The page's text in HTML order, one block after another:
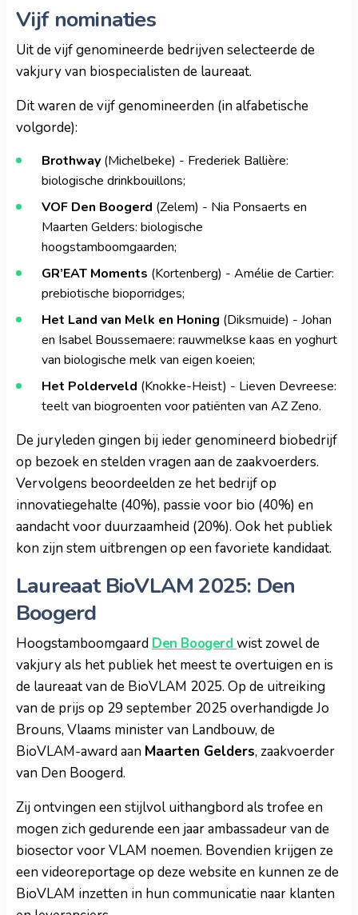
Vijf nominaties
Uit de vijf genomineerde bedrijven selecteerde de
vakjury van biospecialisten de laureaat.
Dit waren de vijf genomineerden (in alfabetische
volgorde):
Brothway (Michelbeke) - Frederiek Ballière:
biologische drinkbouillons;
VOF Den Boogerd (Zelem) - Nia Ponsaerts en
Maarten Gelders: biologische
hoogstamboomgaarden;
GR’EAT Moments (Kortenberg) - Amélie de Cartier:
prebiotische bioporridges;
Het Land van Melk en Honing (Diksmuide) - Johan
en Isabel Boussemaere: rauwmelkse kaas en yoghurt
van biologische melk van eigen koeien;
Het Polderveld (Knokke-Heist) - Lieven Devreese:
teelt van biogroenten voor patiënten van AZ Zeno.
De juryleden gingen bij ieder genomineerd biobedrijf
op bezoek en stelden vragen aan de zaakvoerders.
Vervolgens beoordeelden ze het bedrijf op
innovatiegehalte (40%), passie voor bio (40%) en
aandacht voor duurzaamheid (20%). Ook het publiek
kon zijn stem uitbrengen op een favoriete kandidaat.
Laureaat BioVLAM 2025: Den
Boogerd
Hoogstamboomgaard Den Boogerdwist zowel de
vakjury als het publiek het meest te overtuigen en is
de laureaat van de BioVLAM 2025. Op de uitreiking
van de prijs op 29 september 2025 overhandigde Jo
Brouns, Vlaams minister van Landbouw, de
BioVLAM-award aan Maarten Gelders, zaakvoerder
van Den Boogerd.
Zij ontvingen een stijlvol uithangbord als trofee en
mogen zich gedurende een jaar ambassadeur van de
biosector voor VLAM noemen. Bovendien krijgen ze
een videoreportage op deze website en kunnen ze de
BioVLAM inzetten in hun communicatie naar klanten